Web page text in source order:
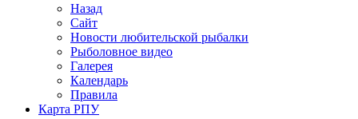
Назад
Сайт
Новости любительской рыбалки
Рыболовное видео
Галерея
Календарь
Правила
Карта РПУ